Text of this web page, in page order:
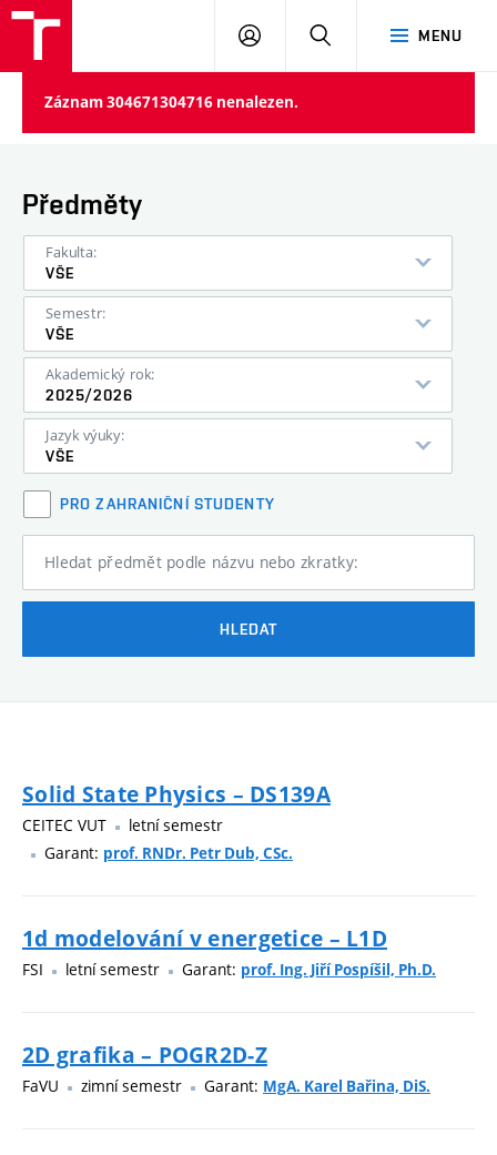
MENU
PŘIHLÁSIT
Záznam 304671304716 nenalezen.
Předměty
Fakulta:
VŠE
Semestr:
VŠE
Akademický rok:
2025/2026
Jazyk výuky:
VŠE
PRO ZAHRANIČNÍ STUDENTY
Hledat předmět podle názvu nebo zkratky:
HLEDAT
Solid State Physics – DS139A
CEITEC VUT
letní semestr
Garant: prof. RNDr. Petr Dub, CSc.
1d modelování v energetice – L1D
FSI letní semestr Garant: prof. Ing. Jiří Pospíšil, Ph.D.
2D grafika – POGR2D-Z
FaVU zimní semestr Garant: MgA. Karel Bařina, DiS.